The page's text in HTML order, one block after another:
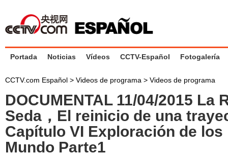
Portada Noticias Vídeos CCTV-Español Fotogalería
CCTV.com Español > Videos de programa > Videos de programa
DOCUMENTAL 11/04/2015 La
Seda，El reinicio de una
Capítulo VI Exploración de los
Mundo Parte1